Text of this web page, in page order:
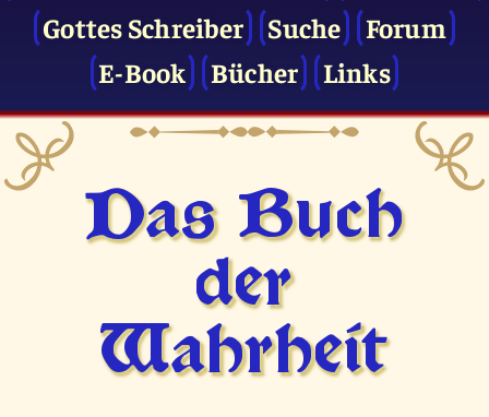
Gottes Schreiber
Suche
Forum
E-Book
Bücher Links
Das Buch
der
Wahrheit